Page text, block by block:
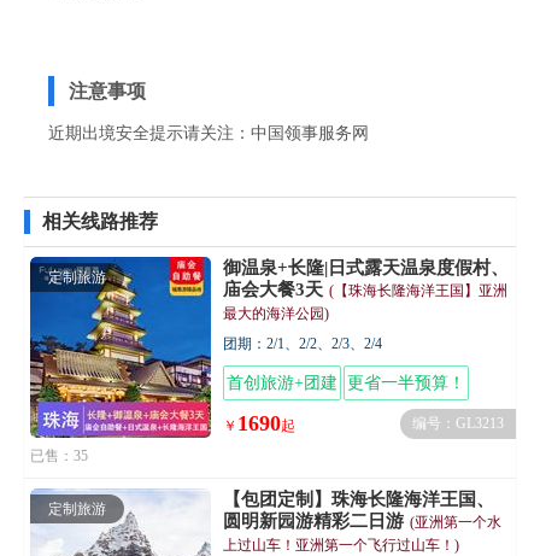
注意事项
近期出境安全提示请关注： 中国领事服务网
相关线路推荐
定制旅游
御温泉+长隆|日式露天温泉度假村、
庙会大餐3天 (【珠海长隆海洋王国】亚洲
最大的海洋公园)
团期：2/1、2/2、2/3、2/4
首创旅游+团建 更省一半预算！
￥ 1690起
编号：GL3213
已售：35
定制旅游
【包团定制】珠海长隆海洋王国、
圆明新园游精彩二日游 (亚洲第一个水
上过山车！亚洲第一个飞行过山车！)